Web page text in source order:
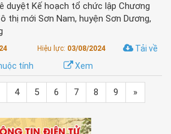
duyệt Kế hoạch tổ chức lập Chương
thị mới Sơn Nam, huyện Sơn Dương,
Hiệu lực: 03/08/2024
Tải về
Xem
tính
4 5 6 7 8 9 »